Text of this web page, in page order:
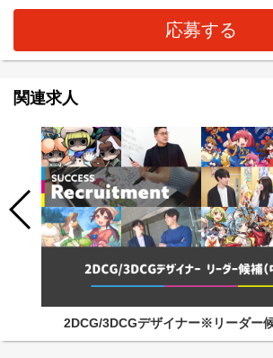
応募する
関連求人
2DCG/3DCGデザイナー※リーダー候